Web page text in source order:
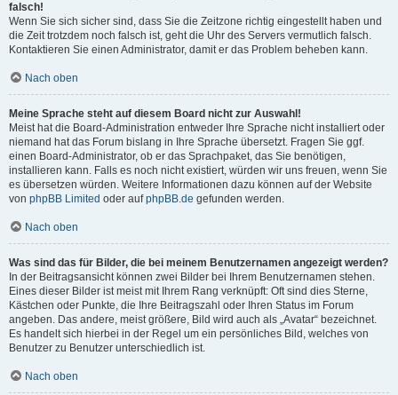
falsch!
Wenn Sie sich sicher sind, dass Sie die Zeitzone richtig eingestellt haben und
die Zeit trotzdem noch falsch ist, geht die Uhr des Servers vermutlich falsch.
Kontaktieren Sie einen Administrator, damit er das Problem beheben kann.
Nach oben
Meine Sprache steht auf diesem Board nicht zur Auswahl!
Meist hat die Board-Administration entweder Ihre Sprache nicht installiert oder
niemand hat das Forum bislang in Ihre Sprache übersetzt. Fragen Sie ggf.
einen Board-Administrator, ob er das Sprachpaket, das Sie benötigen,
installieren kann. Falls es noch nicht existiert, würden wir uns freuen, wenn Sie
es übersetzen würden. Weitere Informationen dazu können auf der Website
von phpBB Limited oder aufphpBB.de gefunden werden.
Nach oben
Was sind das für Bilder, die bei meinem Benutzernamen angezeigt werden?
In der Beitragsansicht können zwei Bilder bei Ihrem Benutzernamen stehen.
Eines dieser Bilder ist meist mit Ihrem Rang verknüpft: Oft sind dies Sterne,
Kästchen oder Punkte, die Ihre Beitragszahl oder Ihren Status im Forum
angeben. Das andere, meist größere, Bild wird auch als „Avatar“ bezeichnet.
Es handelt sich hierbei in der Regel um ein persönliches Bild, welches von
Benutzer zu Benutzer unterschiedlich ist.
Nach oben